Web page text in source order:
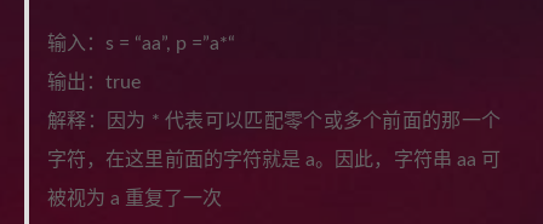
输入：s = “aa”, p =”a*“
输出：true
解释：因为 * 代表可以匹配零个或多个前面的那一个
字符，在这里前面的字符就是 a。因此，字符串 aa 可
被视为 a 重复了一次